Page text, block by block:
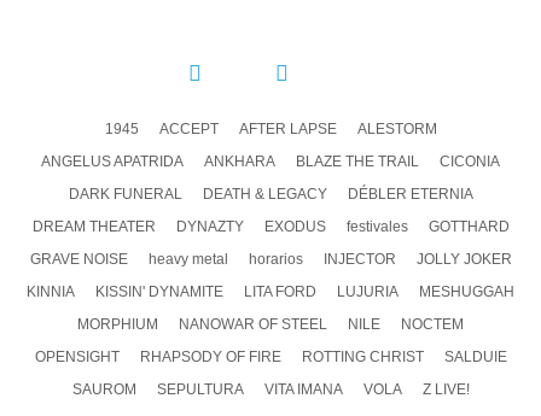
1945 ACCEPT AFTER LAPSE
ALESTORM
ANGELUS APATRIDA
ANKHARA BLAZE THE TRAIL
CICONIA
DARK FUNERAL
DEATH & LEGACY
DÉBLER ETERNIA
DREAM THEATER
DYNAZTY EXODUS festivales
GOTTHARD
GRAVE NOISE
heavy metal horarios INJECTOR
JOLLY JOKER
KINNIA
KISSIN' DYNAMITE LITA FORD LUJURIA
MESHUGGAH
MORPHIUM
NANOWAR OF STEEL NILE
NOCTEM
OPENSIGHT
RHAPSODY OF FIRE ROTTING CHRIST
SALDUIE
SAUROM
SEPULTURA VITA IMANA VOLA Z LIVE!